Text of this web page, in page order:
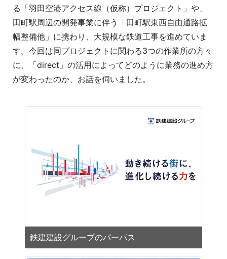
る「羽田空港アクセス線（仮称）プロジェクト」や、
田町駅周辺の開発事業に伴う「田町駅東西自由通路拡
幅整備他」に携わり、大規模な鉄道工事を進めていま
す。今回は同プロジェクトに関わる3つの作業所の方々
に、「direct」の活用によってどのように業務の進め方
が変わったのか、お話を伺いました。
鉄建建設グループのパーパス